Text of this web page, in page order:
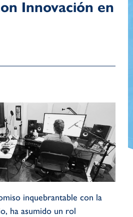
Innovación en
inquebrantable con la
ha asumido un rol